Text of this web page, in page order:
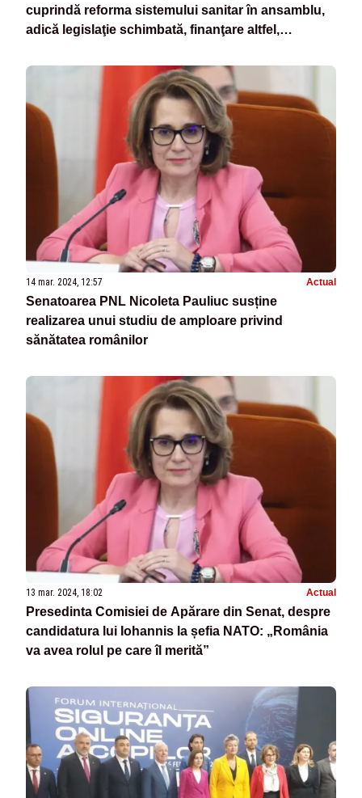
cuprindă reforma sistemului sanitar în ansamblu,
adică legislaţie schimbată, finanţare altfel,
14 mar. 2024, 12:57 Actual
Senatoarea PNL Nicoleta Pauliuc susține
realizarea unui studiu de amploare privind
sănătatea românilor
13 mar. 2024, 18:02 Actual
Presedinta Comisiei de Apărare din Senat, despre
candidatura lui Iohannis la șefia NATO: „România
va avea rolul pe care îl merită”